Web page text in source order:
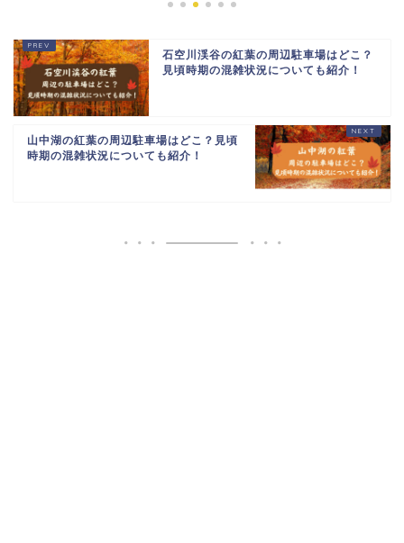
石空川渓谷の紅葉の周辺駐車場はどこ？
見頃時期の混雑状況についても紹介！
山中湖の紅葉の周辺駐車場はどこ？見頃
時期の混雑状況についても紹介！